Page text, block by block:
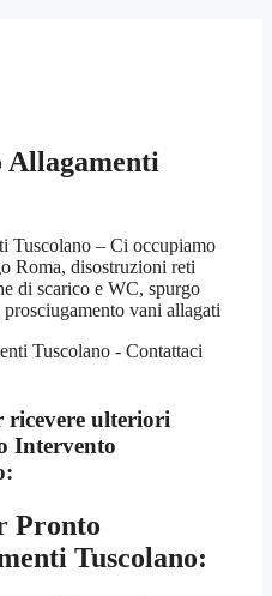
Allagamenti
Tuscolano – Ci occupiamo
Roma, disostruzioni reti
di scarico e WC, spurgo
vani allagati
ulteriori
Intervento
Pronto
Tuscolano: